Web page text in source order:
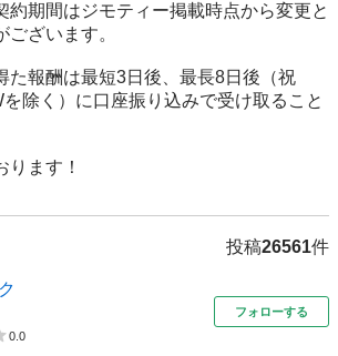
約期間はジモティー掲載時点から変更と
ざいます。
報酬は最短3日後、最長8日後（祝
除く）に口座振り込みで受け取ること
ります！
投稿26561件
0.0
フォローする